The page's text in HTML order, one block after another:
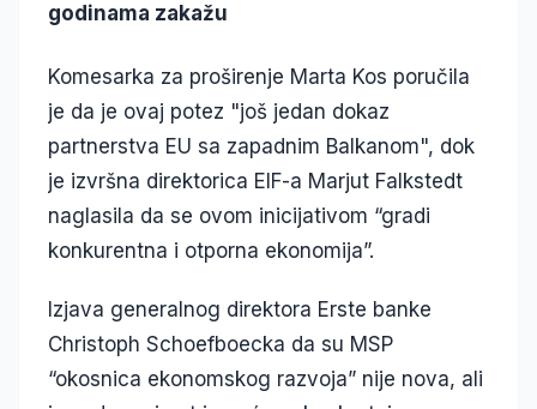
godinama zakažu
Komesarka za proširenje Marta Kos poručila
je da je ovaj potez "još jedan dokaz
partnerstva EU sa zapadnim Balkanom", dok
je izvršna direktorica EIF-a Marjut Falkstedt
naglasila da se ovom inicijativom “gradi
konkurentna i otporna ekonomija”.
Izjava generalnog direktora Erste banke
Christoph Schoefboecka da su MSP
“okosnica ekonomskog razvoja” nije nova, ali